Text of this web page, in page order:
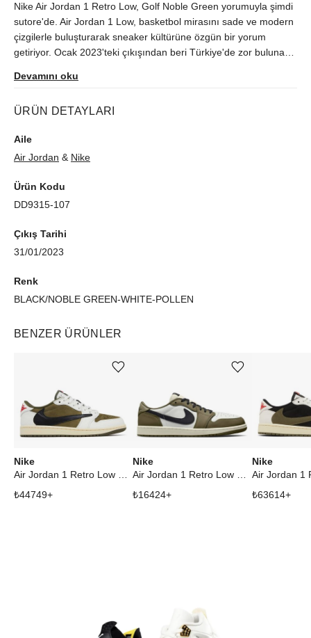
Nike Air Jordan 1 Retro Low, Golf Noble Green yorumuyla şimdi
sutore'de. Air Jordan 1 Low, basketbol mirasını sade ve modern
çizgilerle buluşturarak sneaker kültürüne özgün bir yorum
getiriyor. Ocak 2023'teki çıkışından beri Türkiye'de zor bulunan
Devamını oku
ÜRÜN DETAYLARI
Aile
Air Jordan & Nike
Ürün Kodu
DD9315-107
Çıkış Tarihi
31/01/2023
Renk
BLACK/NOBLE GREEN-WHITE-POLLEN
BENZER ÜRÜNLER
Nike
₺44749+
Ürünü istek listesine ekle veya listeden çıkar
Nike
₺16424+
Ürünü istek listesine ekle veya listeden çıkar
Nike
₺63614+